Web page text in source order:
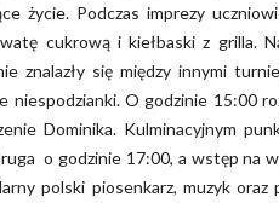
życie. Podczas imprezy
cukrową i kiełbaski z grilla.
znalazły się między innymi
niespodzianki. O godzinie 15:00
Dominika. Kulminacyjnym
o godzinie 17:00, a wstęp na
polski piosenkarz, muzyk